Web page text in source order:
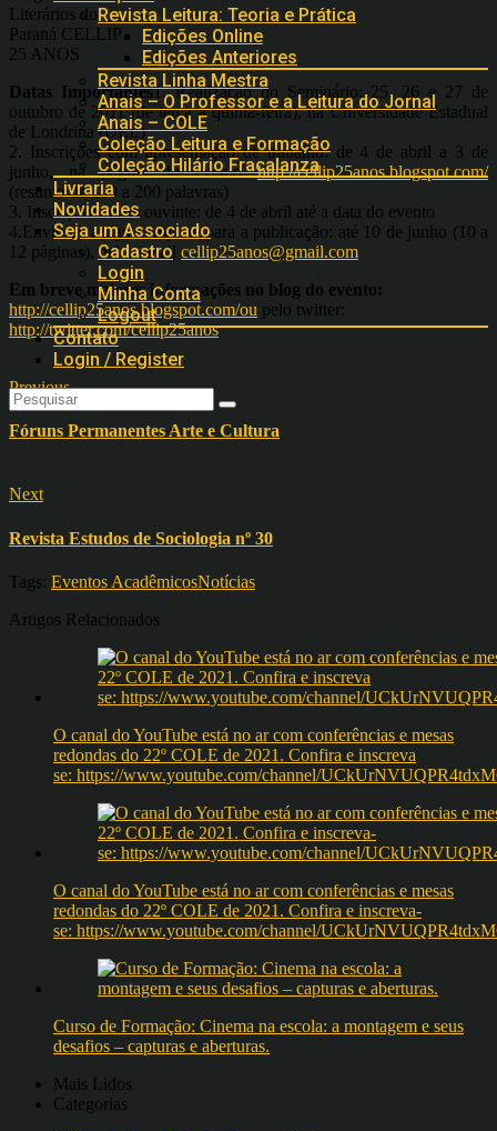
Revista Leitura: Teoria e Prática
Edições Online
Edições Anteriores
Revista Linha Mestra
Anais – O Professor e a Leitura do Jornal
Anais – COLE
Coleção Leitura e Formação
Coleção Hilário Fracalanza
Livraria
Novidades
Seja um Associado
Cadastro
Login
Minha Conta
Logout
Contato
Login / Register
Literários do
Paraná CELLIP
25 ANOS
Datas Importantes1. Realização do Seminário: 25, 26 e 27 de
outubro de 2011 (de terça a quinta-feira), na Universidade Estadual
de Londrina (UEL)
2. Inscrições com apresentação de trabalho: de 4 de abril a 3 de
junho, na página do eventohttp://cellip25anos.blogspot.com/
(resumo de 150 a 200 palavras)
3. Inscrições como ouvinte: de 4 de abril até a data do evento
4.Envio de artigo completo para a publicação: até 10 de junho (10 a
12 páginas), pelo e-mail cellip25anos@gmail.com
Em breve maiores informações no blog do evento:
http://cellip25anos.blogspot.com/ou pelo twitter:
http://twitter.com/cellip25anos
Previous
Fóruns Permanentes Arte e Cultura
Next
Revista Estudos de Sociologia nº 30
Tags: Eventos AcadêmicosNotícias
Artigos Relacionados
O canal do YouTube está no ar com conferências e mesas
redondas do 22º COLE de 2021. Confira e inscreva
se: https://www.youtube.com/channel/
O canal do YouTube está no ar com conferências e mesas
redondas do 22º COLE de 2021. Confira e inscreva-
se: https://www.youtube.com/channel/
Curso de Formação: Cinema na escola: a montagem e seus
desafios – capturas e aberturas.
Mais Lidos
Categorias